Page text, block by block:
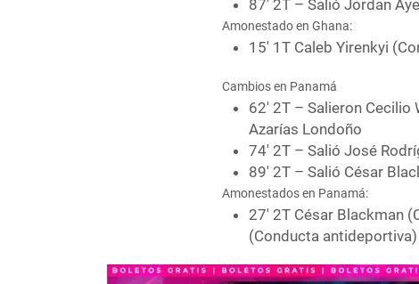
87′ 2T – Salió Jordan
Amonestado en Ghana:
15′ 1T Caleb Yirenkyi
Cambios en Panamá
62′ 2T – Salieron
Azarías Londoño
74′ 2T – Salió José
89′ 2T – Salió César
Amonestados en Panamá:
27′ 2T César Blackman
(Conducta antideportiva)